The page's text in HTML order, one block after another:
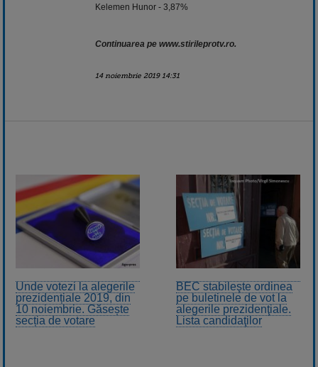
Kelemen Hunor - 3,87%
Continuarea pe www.stirileprotv.ro.
14 noiembrie 2019 14:31
Unde votezi la alegerile
prezidențiale 2019, din
10 noiembrie. Găsește
secția de votare
BEC stabileşte ordinea
pe buletinele de vot la
alegerile prezidenţiale.
Lista candidaţilor